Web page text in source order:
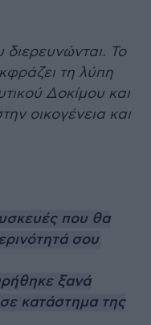
διερευνώνται. Το
τη λύπη
Δοκίμου και
οικογένεια και
που θα
σου
ξανά
κατάστημα της